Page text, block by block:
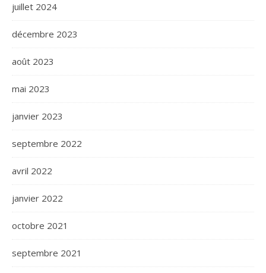
juillet 2024
décembre 2023
août 2023
mai 2023
janvier 2023
septembre 2022
avril 2022
janvier 2022
octobre 2021
septembre 2021